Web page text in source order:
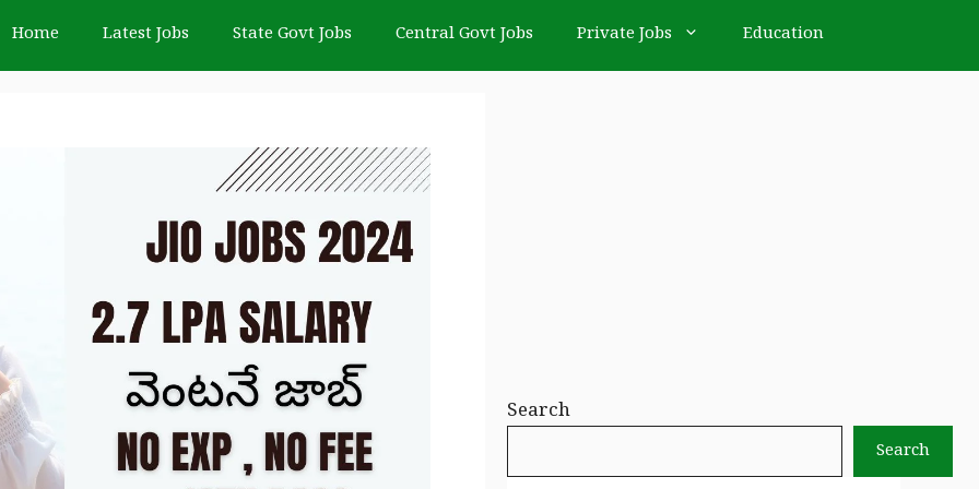
Home Latest Jobs State Govt Jobs Central Govt Jobs Private Jobs Education
Search
Search